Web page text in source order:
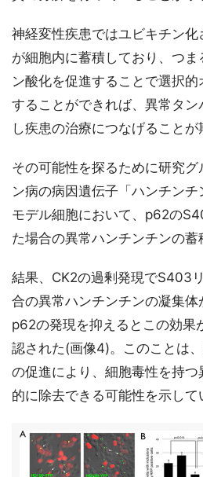
神経変性疾患ではユビキチン
が細胞内に蓄積しており、つ
ン酸化を促進することで選択
することができれば、異常タ
し疾患の治療につなげることが
その可能性を探るために研究グ
ン病の病因遺伝子「ハンチン
モデル細胞において、p62の
た場合の異常ハンチンチンの蓄
結果、CK2の過剰発現でS403
合の異常ハンチンチンの凝集
p62の発現を抑えるとこの効果
認された(画像4)。このことは
の促進により、細胞毒性を持
的に除去できる可能性を示して